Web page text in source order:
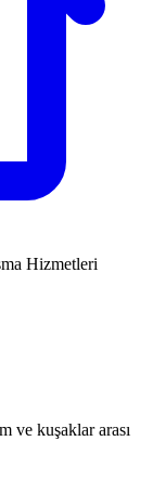
Hizmetleri
ve kuşaklar arası